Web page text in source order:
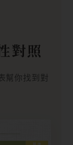
對照
幫你找到對